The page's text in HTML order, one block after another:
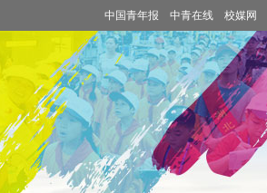
中国青年报 中青在线 校媒网